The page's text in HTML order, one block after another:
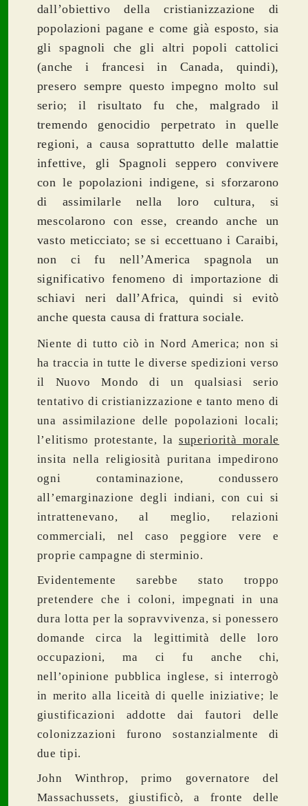
dall’obiettivo della cristianizzazione di
popolazioni pagane e come già esposto, sia
gli spagnoli che gli altri popoli cattolici
(anche i francesi in Canada, quindi),
presero sempre questo impegno molto sul
serio; il risultato fu che, malgrado il
tremendo genocidio perpetrato in quelle
regioni, a causa soprattutto delle malattie
infettive, gli Spagnoli seppero convivere
con le popolazioni indigene, si sforzarono
di assimilarle nella loro cultura, si
mescolarono con esse, creando anche un
vasto meticciato; se si eccettuano i Caraibi,
non ci fu nell’America spagnola un
significativo fenomeno di importazione di
schiavi neri dall’Africa, quindi si evitò
anche questa causa di frattura sociale.
Niente di tutto ciò in Nord America; non si
ha traccia in tutte le diverse spedizioni verso
il Nuovo Mondo di un qualsiasi serio
tentativo di cristianizzazione e tanto meno di
una assimilazione delle popolazioni locali;
l’elitismo protestante, la superiorità morale
insita nella religiosità puritana impedirono
ogni contaminazione, condussero
all’emarginazione degli indiani, con cui si
intrattenevano, al meglio, relazioni
commerciali, nel caso peggiore vere e
proprie campagne di sterminio.
Evidentemente sarebbe stato troppo
pretendere che i coloni, impegnati in una
dura lotta per la sopravvivenza, si ponessero
domande circa la legittimità delle loro
occupazioni, ma ci fu anche chi,
nell’opinione pubblica inglese, si interrogò
in merito alla liceità di quelle iniziative; le
giustificazioni addotte dai fautori delle
colonizzazioni furono sostanzialmente di
due tipi.
John Winthrop, primo governatore del
Massachussets, giustificò, a fronte delle